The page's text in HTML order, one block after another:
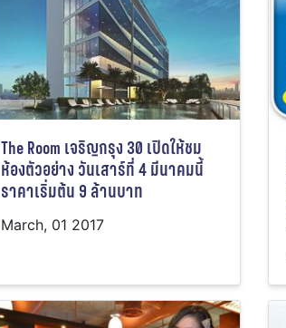
The Room เจริญกรุง 30 เปิดให้ชม
ห้องตัวอย่าง วันเสาร์ที่ 4 มีนาคมนี้
ราคาเริ่มต้น 9 ล้านบาท
March, 01 2017